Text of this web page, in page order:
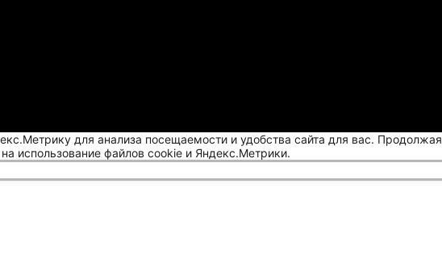
для анализа посещаемости и удобства сайта для вас. Продолжая
использование файлов cookie и Яндекс.Метрики.